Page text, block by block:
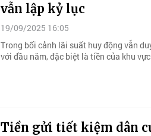
vẫn lập kỷ lục
19/09/2025 16:05
Trong bối cảnh lãi suất huy động vẫn
với đầu năm, đặc biệt là tiền của khu
Tiền gửi tiết kiệm dân